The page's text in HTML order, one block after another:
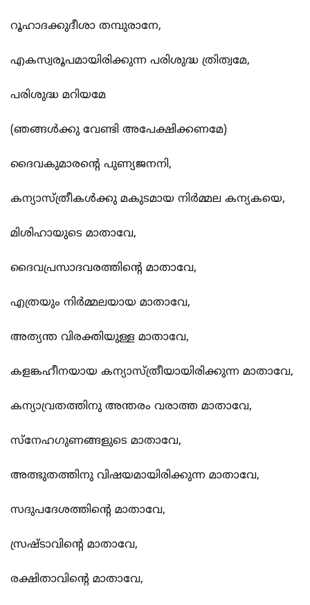
റൂഹാദക്കുദീശാ തമ്പുരാനേ,
എകസ്വരൂപമായിരിക്കുന്ന പരിശുദ്ധ ത്രിത്വമേ,
പരിശുദ്ധ മറിയമേ
(ഞങ്ങള്‍ക്കു വേണ്ടി അപേക്ഷിക്കണമേ)
ദൈവകുമാരന്‍റെ പുണ്യജനനി,
കന്യാസ്ത്രീകള്‍ക്കു മകുടമായ നിര്‍മ്മല കന്യകയെ,
മിശിഹായുടെ മാതാവേ,
ദൈവപ്രസാദവരത്തിന്‍റെ മാതാവേ,
എത്രയും നിര്‍മ്മലയായ മാതാവേ,
അത്യന്ത വിരക്തിയുള്ള മാതാവേ,
കളങ്കഹീനയായ കന്യാസ്ത്രീയായിരിക്കുന്ന മാതാവേ,
കന്യാവ്രതത്തിനു അന്തരം വരാത്ത മാതാവേ,
സ്നേഹഗുണങ്ങളുടെ മാതാവേ,
അത്ഭുതത്തിനു വിഷയമായിരിക്കുന്ന മാതാവേ,
സദുപദേശത്തിന്‍റെ മാതാവേ,
സ്രഷ്ടാവിന്‍റെ മാതാവേ,
രക്ഷിതാവിന്‍റെ മാതാവേ,